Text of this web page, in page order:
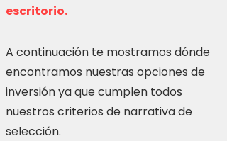
escritorio.
A continuación te mostramos dónde
encontramos nuestras opciones de
inversión ya que cumplen todos
nuestros criterios de narrativa de
selección.